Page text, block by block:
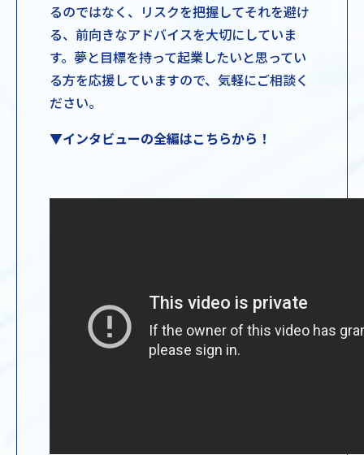
るのではなく、リスクを把握してそれを避け
る、前向きなアドバイスを大切にしていま
す。夢と目標を持って起業したいと思ってい
る方を応援していますので、気軽にご相談く
ださい。
▼インタビューの全編はこちらから！